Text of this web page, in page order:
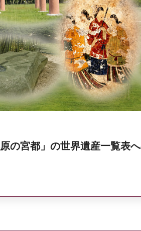
原の宮都」の世界遺産一覧表